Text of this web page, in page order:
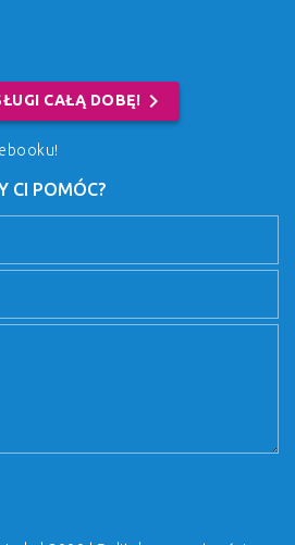
CAŁĄ DOBĘ! chevron_right
CI POMÓC?